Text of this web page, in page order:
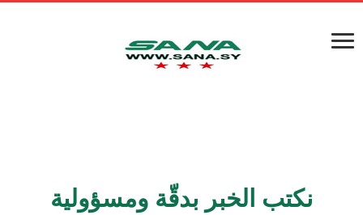
نكتب الخبر بدقّة ومسؤولية